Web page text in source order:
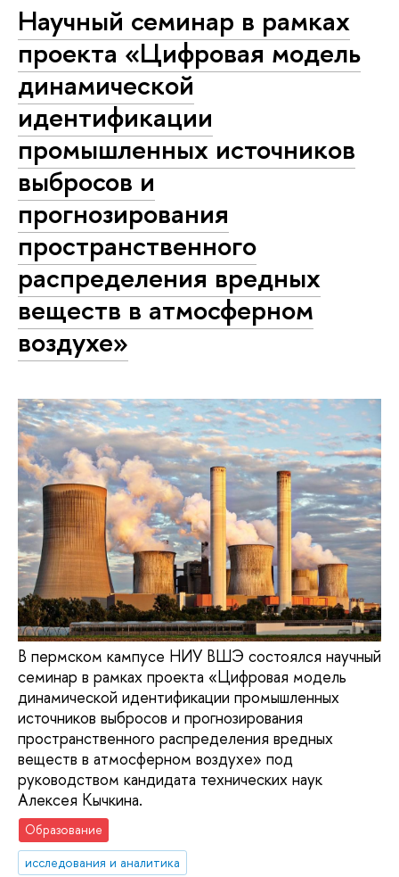
Научный семинар в рамках
проекта «Цифровая модель
динамической
идентификации
промышленных источников
выбросов и
прогнозирования
пространственного
распределения вредных
веществ в атмосферном
воздухе»
В пермском кампусе НИУ ВШЭ состоялся научный
семинар в рамках проекта «Цифровая модель
динамической идентификации промышленных
источников выбросов и прогнозирования
пространственного распределения вредных
веществ в атмосферном воздухе» под
руководством кандидата технических наук
Алексея Кычкина.
Образование
исследования и аналитика